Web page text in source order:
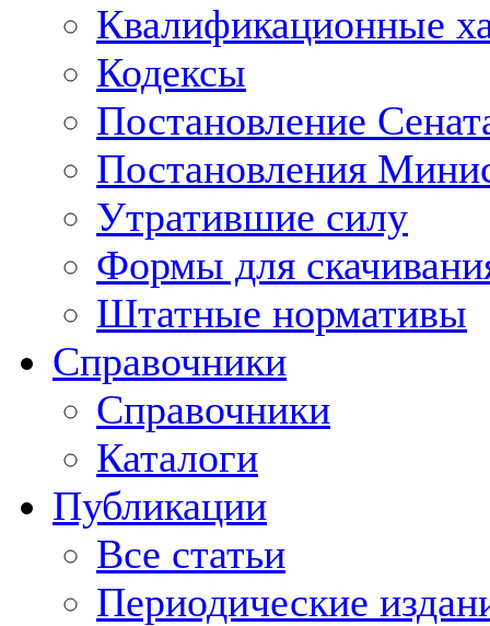
Квалификационные
Кодексы
Постановление
Постановления
Утратившие силу
Формы для
Штатные нормативы
Справочники
Справочники
Каталоги
Публикации
Все статьи
Периодические